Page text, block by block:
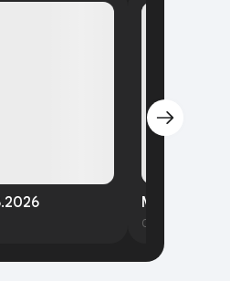
Медээлер
03.08.2026